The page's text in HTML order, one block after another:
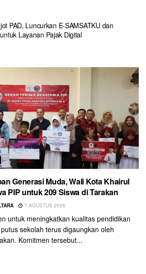
PAD, Luncurkan E-SAMSATKU dan
Layanan Pajak Digital
Generasi Muda, Wali Kota Khairul
PIP untuk 209 Siswa di Tarakan
7 AGUSTUS 2026
untuk meningkatkan kualitas pendidikan
sekolah terus digaungkan oleh
Komitmen tersebut...